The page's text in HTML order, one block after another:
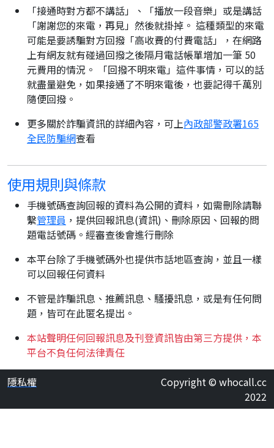
「接通時對方都不講話」、「播放一段音樂」或是講話
「謝謝您的來電，再見」然後就掛掉。 這種類型的來電
可能是要誘騙對方回撥「高收費的付費電話」，在網路
上有網友就有碰過回撥之後隔月電話帳單增加一筆 50
元費用的情況。 「回撥不明來電」這件事情，可以的話
就盡量避免，如果接通了不明來電後，也要記得千萬別
隨便回撥。
更多關於詐騙資訊的詳細內容，可上內政部警政署165
全民防騙網查看
使用規則與條款
手機號碼查詢回報的資料為公開的資料，如需刪除請聯
繫管理員 ，提供回報訊息(資訊)、刪除原因、回報的問
題電話號碼。經審查後會進行刪除
本平台除了手機號碼外也提供市話地區查詢，並且一樣
可以回報任何資料
不管是詐騙訊息、推薦訊息、騷擾訊息，或是有任何問
題，皆可在此匿名提出。
本站聲明任何回報訊息及刊登資訊皆由第三方提供，本
平台不負任何法律責任
隱私權
Copyright © whocall.cc
2022